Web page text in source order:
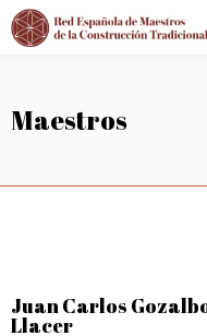
Maestros
Juan Carlos
Llacer